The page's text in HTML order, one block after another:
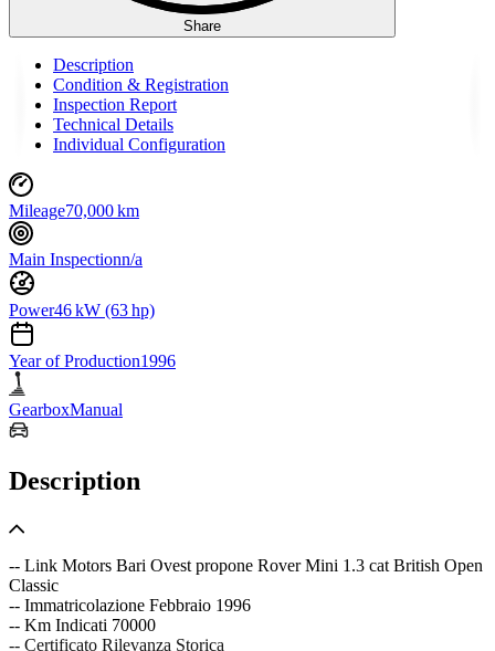
Share
Description
Condition & Registration
Inspection Report
Technical Details
Individual Configuration
Mileage70,000 km
Main Inspectionn/a
Power46 kW (63 hp)
Year of Production1996
GearboxManual
Description
-- Link Motors Bari Ovest propone Rover Mini 1.3 cat British Open
Classic
-- Immatricolazione Febbraio 1996
-- Km Indicati 70000
-- Certificato Rilevanza Storica